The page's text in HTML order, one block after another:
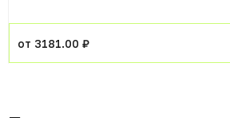
от 3181.00 ₽